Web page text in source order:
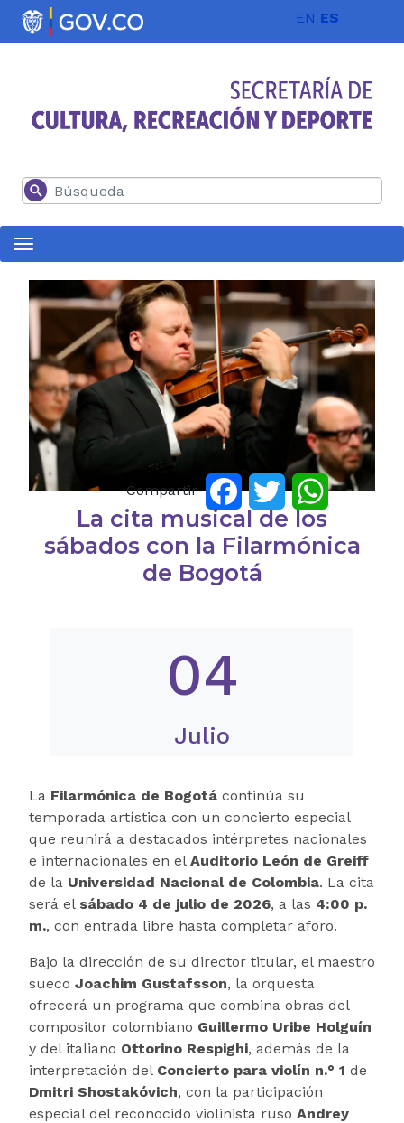
Pasar al contenido principal EN ES
Buscar
Compartir FacebookTwitterWhatsApp
La cita musical de los
sábados con la Filarmónica
de Bogotá
04
Julio
La Filarmónica de Bogotá continúa su
temporada artística con un concierto especial
que reunirá a destacados intérpretes nacionales
e internacionales en el Auditorio León de Greiff
de la Universidad Nacional de Colombia. La cita
será el sábado 4 de julio de 2026, a las 4:00 p.
m., con entrada libre hasta completar aforo.
Bajo la dirección de su director titular, el maestro
sueco Joachim Gustafsson, la orquesta
ofrecerá un programa que combina obras del
compositor colombiano Guillermo Uribe Holguín
y del italiano Ottorino Respighi, además de la
interpretación del Concierto para violín n.° 1 de
Dmitri Shostakóvich, con la participación
especial del reconocido violinista ruso Andrey